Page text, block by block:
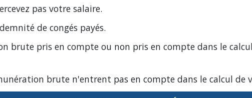
pas votre salaire.
de congés payés.
brute pris en compte ou non pris en compte dans le
brute n'entrent pas en compte dans le calcul de